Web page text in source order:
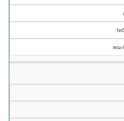
วัด
คณะ